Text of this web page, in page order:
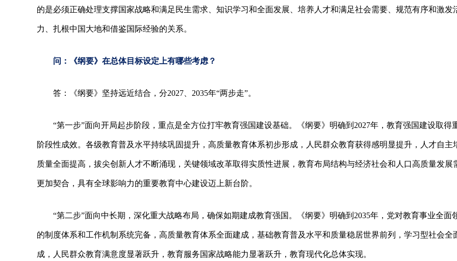
的是必须正确处理支撑国家战略和满足民生需求、知识学习和全面发展、培养人才和满足社会需要、规范有序和激发
力、扎根中国大地和借鉴国际经验的关系。
问：《纲要》在总体目标设定上有哪些考虑？
答：《纲要》坚持远近结合，分2027、2035年“两步走”。
“第一步”面向开局起步阶段，重点是全方位打牢教育强国建设基础。《纲要》明确到2027年，教育强国建设取得
阶段性成效。各级教育普及水平持续巩固提升，高质量教育体系初步形成，人民群众教育获得感明显提升，人才自主
质量全面提高，拔尖创新人才不断涌现，关键领域改革取得实质性进展，教育布局结构与经济社会和人口高质量发展
更加契合，具有全球影响力的重要教育中心建设迈上新台阶。
“第二步”面向中长期，深化重大战略布局，确保如期建成教育强国。《纲要》明确到2035年，党对教育事业全面
的制度体系和工作机制系统完备，高质量教育体系全面建成，基础教育普及水平和质量稳居世界前列，学习型社会全
成，人民群众教育满意度显著跃升，教育服务国家战略能力显著跃升，教育现代化总体实现。